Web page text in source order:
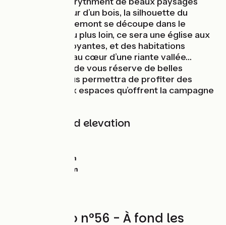
ruraux. Au détour d’un bois, la silhouette du
château de Grillemont se découpe dans le
paysage. Un peu plus loin, ce sera une église aux
couleurs flamboyantes, et des habitations
troglodytiques au cœur d’une riante vallée…
Cette promenade vous réserve de belles
surprises et vous permettra de profiter des
grands et beaux espaces qu’offrent la campagne
Gradients and elevation
0m
0m
Circuit vélo n°56 - À fond les